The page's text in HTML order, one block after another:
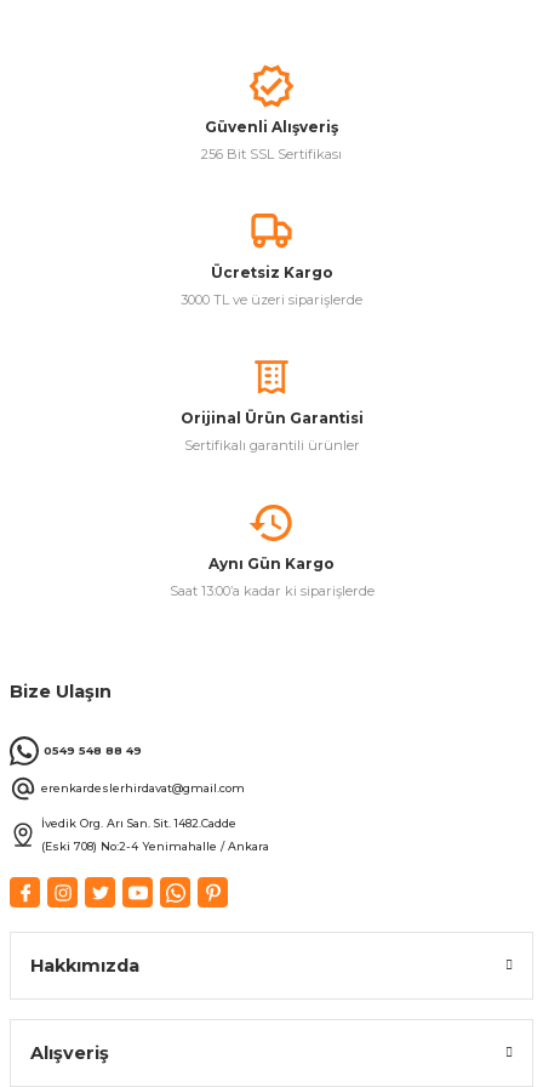
Güvenli Alışveriş
256 Bit SSL Sertifikası
Ücretsiz Kargo
3000 TL ve üzeri siparişlerde
Orijinal Ürün Garantisi
Sertifikalı garantili ürünler
Aynı Gün Kargo
Saat 13:00’a kadar ki siparişlerde
Bize Ulaşın
0549 548 88 49
erenkardeslerhirdavat@gmail.com
İvedik Org. Arı San. Sit. 1482.Cadde
(Eski 708) No:2-4 Yenimahalle / Ankara
Hakkımızda
Alışveriş